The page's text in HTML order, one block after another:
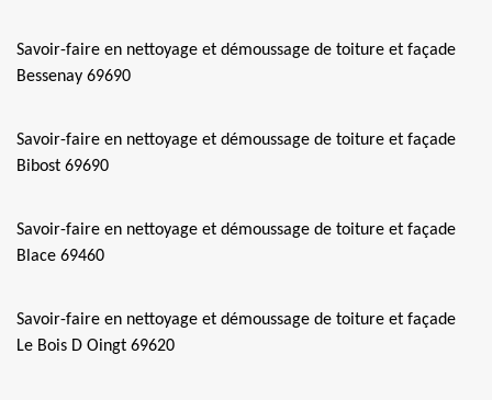
Savoir-faire en nettoyage et démoussage de toiture et façade
Bessenay 69690
Savoir-faire en nettoyage et démoussage de toiture et façade
Bibost 69690
Savoir-faire en nettoyage et démoussage de toiture et façade
Blace 69460
Savoir-faire en nettoyage et démoussage de toiture et façade
Le Bois D Oingt 69620